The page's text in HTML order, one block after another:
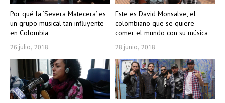
Por qué la ‘Severa Matecera’ es
un grupo musical tan influyente
en Colombia
26 julio, 2018
Este es David Monsalve, el
colombiano que se quiere
comer el mundo con su música
28 junio, 2018